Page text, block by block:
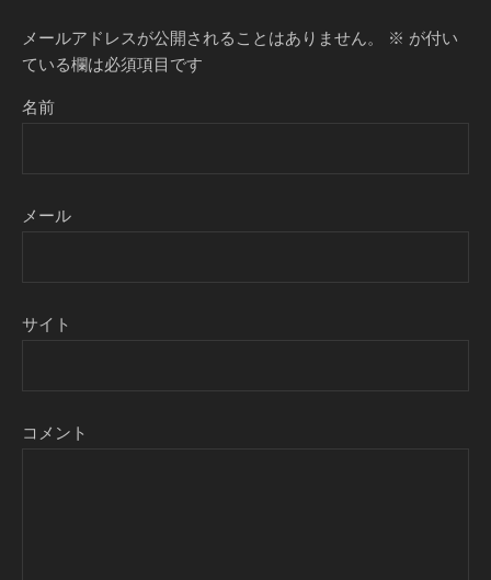
メールアドレスが公開されることはありません。 ※ が付い
ている欄は必須項目です
名前
メール
サイト
コメント